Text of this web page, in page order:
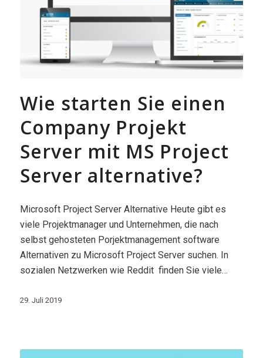
Wie starten Sie einen
Company Projekt
Server mit MS Project
Server alternative?
Microsoft Project Server Alternative Heute gibt es
viele Projektmanager und Unternehmen, die nach
selbst gehosteten Porjektmanagement software
Alternativen zu Microsoft Project Server suchen. In
sozialen Netzwerken wie Reddit finden Sie viele…
29. Juli 2019